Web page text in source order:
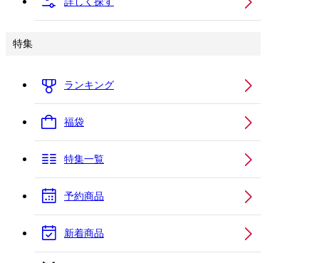
特集
ランキング
福袋
特集一覧
予約商品
新着商品